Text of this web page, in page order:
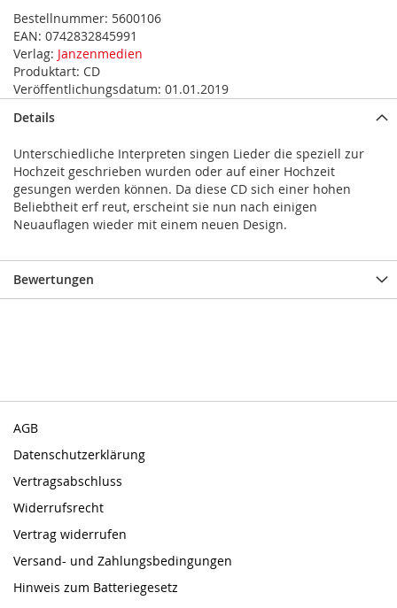
Bestellnummer: 5600106
EAN: 0742832845991
Verlag: Janzenmedien
Produktart: CD
Veröffentlichungsdatum: 01.01.2019
Details
Unterschiedliche Interpreten singen Lieder die speziell zur
Hochzeit geschrieben wurden oder auf einer Hochzeit
gesungen werden können. Da diese CD sich einer hohen
Beliebtheit erf reut, erscheint sie nun nach einigen
Neuauflagen wieder mit einem neuen Design.
Bewertungen
AGB
Datenschutzerklärung
Vertragsabschluss
Widerrufsrecht
Vertrag widerrufen
Versand- und Zahlungsbedingungen
Hinweis zum Batteriegesetz